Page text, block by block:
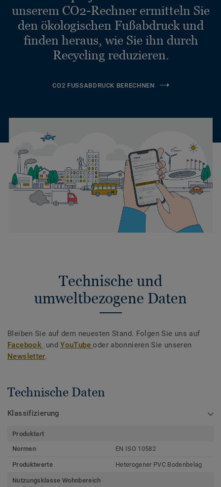
unserem CO2-Rechner ermitteln Sie
den ökologischen Fußabdruck und
finden heraus, wie Sie ihn durch
Recycling reduzieren.
CO2 FUSSABDRUCK BERECHNEN
Technische und
umweltbezogene Daten
Bleiben Sie auf dem neuesten Stand. Folgen Sie uns auf
Facebook undYouTubeoder abonnieren Sie unseren
Newsletter.
Technische Daten
Klassifizierung
Produktart
Normen
EN ISO 10582
Produktwerte Heterogener PVC Bodenbelag
Nutzungsklasse Wohnbereich